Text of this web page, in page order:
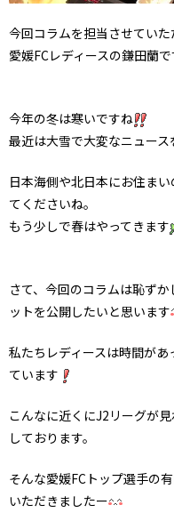
今回コラムを担当させていた
愛媛FCレディースの鎌田蘭
今年の冬は寒いですね
最近は大雪で大変なニュース
日本海側や北日本にお住ま
てくださいね。
もう少しで春はやってきます
さて、今回のコラムは恥ず
ットを公開したいと思います
私たちレディースは時間が
ています
こんなに近くにJ2リーグが
しております。
そんな愛媛FCトップ選手の
いただきましたー